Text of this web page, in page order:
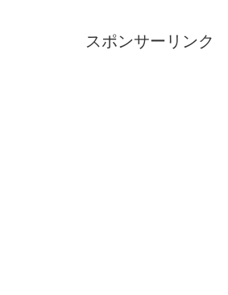
スポンサーリンク